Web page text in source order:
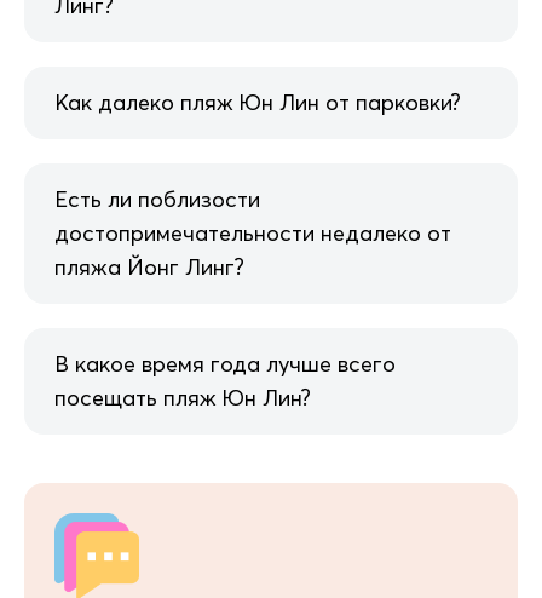
Как далеко пляж Юн Лин от парковки?
Есть ли поблизости
достопримечательности недалеко от
пляжа Йонг Линг?
В какое время года лучше всего
посещать пляж Юн Лин?